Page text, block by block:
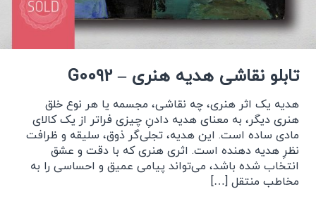
تابلو نقاشی هدیه هنری – G0092
هدیه یک اثر هنری، چه نقاشی، مجسمه یا هر نوع خلق
هنری دیگر، به معنای هدیه دادنِ چیزی فراتر از یک کالای
مادی ساده است. این هدیه، تجلی‌گر ذوق، سلیقه و ظرافت
نظرِ هدیه دهنده است. اثری هنری که با دقت و عشق
انتخاب شده باشد، می‌تواند پیامی عمیق و احساسی را به
مخاطب منتقل […]